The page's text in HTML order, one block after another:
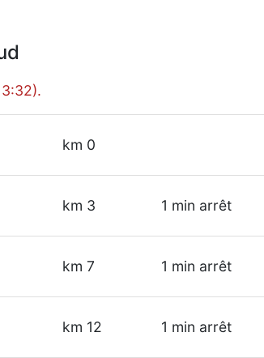
km 0
km 3 1 min arrêt
km 7 1 min arrêt
km 12 1 min arrêt